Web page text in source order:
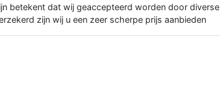
betekent dat wij geaccepteerd worden door diverse
zijn wij u een zeer scherpe prijs aanbieden